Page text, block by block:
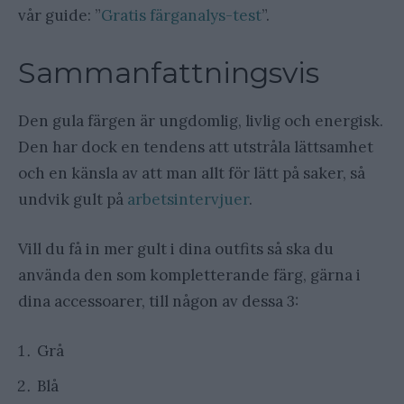
vår guide: ”Gratis färganalys-test”.
Sammanfattningsvis
Den gula färgen är ungdomlig, livlig och energisk.
Den har dock en tendens att utstråla lättsamhet
och en känsla av att man allt för lätt på saker, så
undvik gult på arbetsintervjuer.
Vill du få in mer gult i dina outfits så ska du
använda den som kompletterande färg, gärna i
dina accessoarer, till någon av dessa 3:
Grå
Blå